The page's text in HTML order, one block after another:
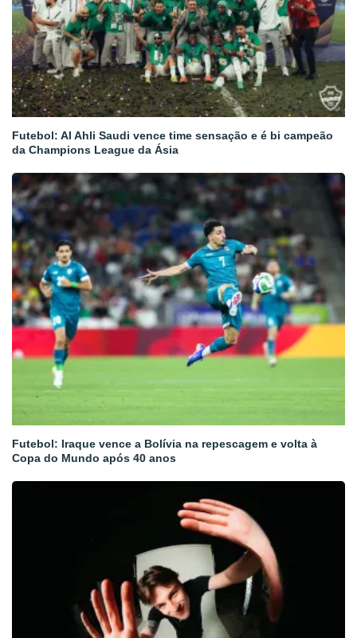
Futebol: Al Ahli Saudi vence time sensação e é bi campeão
da Champions League da Ásia
Futebol: Iraque vence a Bolívia na repescagem e volta à
Copa do Mundo após 40 anos